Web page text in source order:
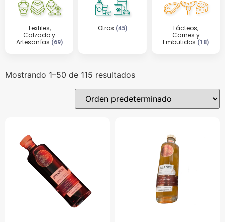
Textiles,
Calzado y
Artesanías (69)
Otros (45)
Lácteos,
Carnes y
Embutidos (18)
Mostrando 1–50 de 115 resultados